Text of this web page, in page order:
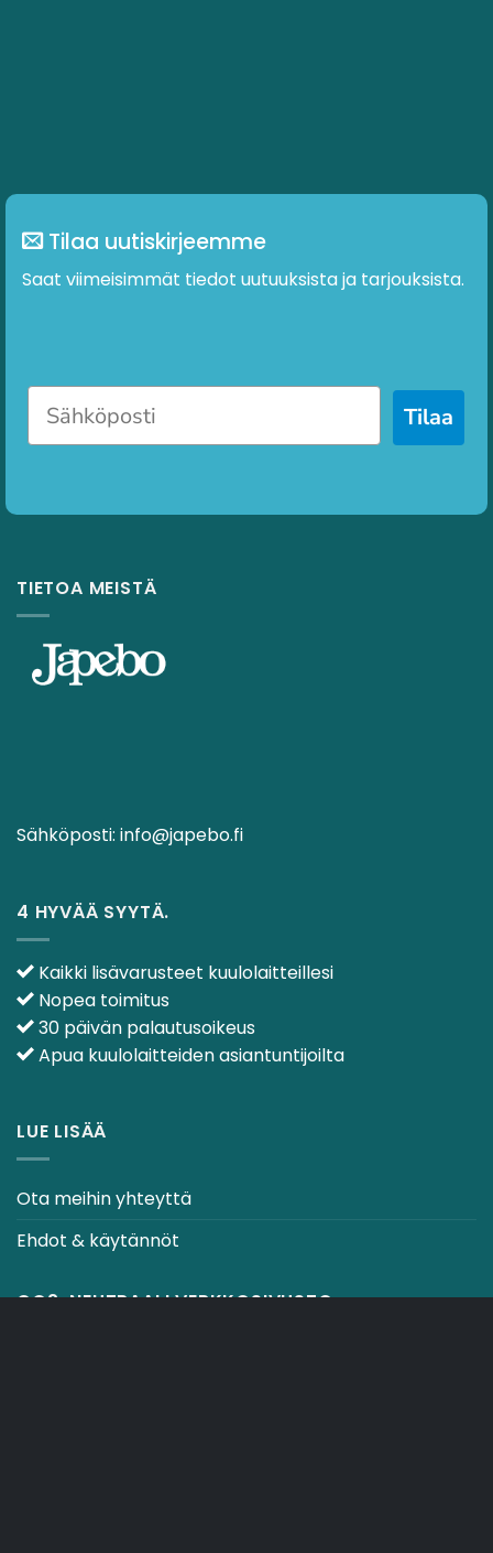
Tilaa uutiskirjeemme
Saat viimeisimmät tiedot uutuuksista ja tarjouksista.
Tilaa
TIETOA MEISTÄ
Sähköposti: info@japebo.fi
4 HYVÄÄ SYYTÄ.
Kaikki lisävarusteet kuulolaitteillesi
Nopea toimitus
30 päivän palautusoikeus
Apua kuulolaitteiden asiantuntijoilta
LUE LISÄÄ
Ota meihin yhteyttä
Ehdot & käytännöt
CO2-NEUTRAALI VERKKOSIVUSTO